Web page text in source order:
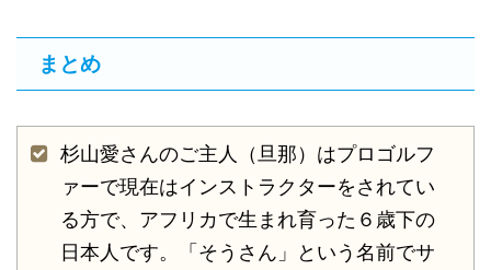
まとめ
杉山愛さんのご主人（旦那）はプロゴルフ
ァーで現在はインストラクターをされてい
る方で、アフリカで生まれ育った６歳下の
日本人です。「そうさん」という名前でサ